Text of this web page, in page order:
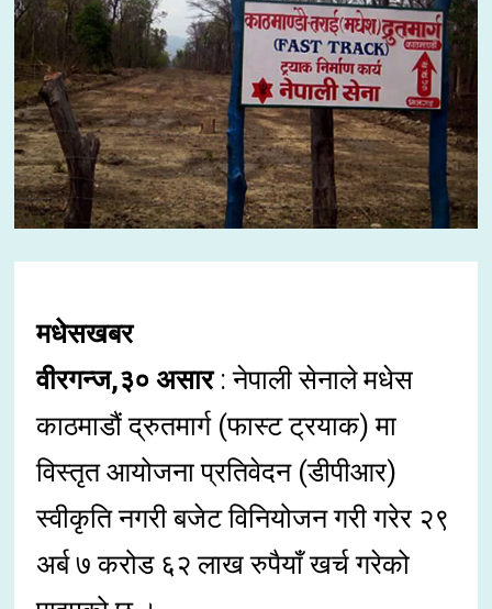
मधेसखबर
वीरगन्ज,३० असार: नेपाली सेनाले मधेस
काठमाडौं द्रुतमार्ग (फास्ट ट्रयाक) मा
विस्तृत आयोजना प्रतिवेदन (डीपीआर)
स्वीकृति नगरी बजेट विनियोजन गरी गरेर २९
अर्ब ७ करोड ६२ लाख रुपैयाँ खर्च गरेको